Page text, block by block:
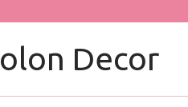
Decor